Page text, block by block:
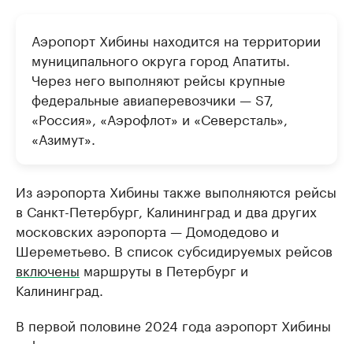
Аэропорт Хибины находится на территории
муниципального округа город Апатиты.
Через него выполняют рейсы крупные
федеральные авиаперевозчики — S7,
«Россия», «Аэрофлот» и «Северсталь»,
«Азимут».
Из аэропорта Хибины также выполняются рейсы
в Санкт-Петербург, Калининград и два других
московских аэропорта — Домодедово и
Шереметьево. В список субсидируемых рейсов
включены маршруты в Петербург и
Калининград.
В первой половине 2024 года аэропорт Хибины